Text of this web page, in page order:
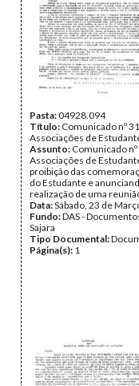
Pasta:04928.094
Título: Comunicado nº
Associações de
Assunto: Comunicado
Associações de
proibição das
do Estudante e
realização de uma
Data:Sábado, 23 de
Fundo:DAS -
Sajara
Tipo Documental:
Página(s): 1